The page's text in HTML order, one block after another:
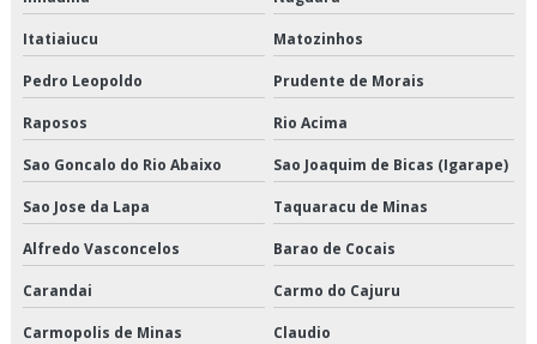
Entrega de congelados em sp
Entrega de congelados são paulo
Entrega de congelados valor
Entrega de perecíveis em sp
Entrega de perecíveis são paulo
Itatiaiucu Matozinhos
Pedro Leopoldo Prudente de Morais
Raposos Rio Acima
Sao Goncalo do Rio Abaixo Sao Joaquim de Bicas (Igarape)
Sao Jose da Lapa Taquaracu de Minas
Alfredo Vasconcelos Barao de Cocais
Carandai Carmo do Cajuru
Carmopolis de Minas Claudio